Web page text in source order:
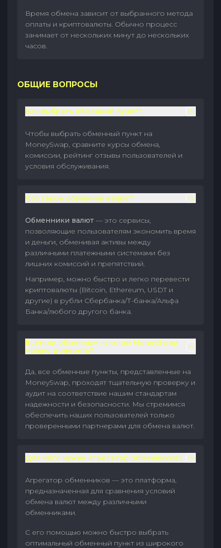
Время обмена зависит от выбранного метода
оплаты и криптовалюты. Обычно процесс
занимает от нескольких минут до нескольких
часов.
ОБЩИЕ ВОПРОСЫ
Как выбрать обменный пункт?
Чтобы выбрать обменный пункт на
MoneySwap, сравните курсы обмена,
комиссии, рейтинг отзывы пользователей и
условия обслуживания.
Что такое обменник валют?
Обменники валют — это сервисы,
позволяющие пользователям экономить время
и деньги, обменивая активы между
различными платежными системами без
лишних комиссий и препятствий.
Например, можно быстро и легко перевести
криптовалюты (Bitcoin, Ethereum, USDT и
другие) в рубли Сбербанка/Т-банка/Альфа
Банка/любого другого банка.
Всем ли обменным пунктам MoneySwap
можно доверять?
Да, все обменные пункты, представленные на
MoneySwap, проходят тщательную проверку и
аудит на соответствие нашим стандартам
надежности и безопасности. Мы стремимся
обеспечить наших пользователей только
проверенными партнерами для обмена валют.
Для чего нужен агрегатор обменников?
Агрегатор обменников — это платформа,
предназначенная для сравнения условий
обмена валют между различными
обменниками.
С его помощью можно быстро выбрать
оптимальный обменный пункт из широкого